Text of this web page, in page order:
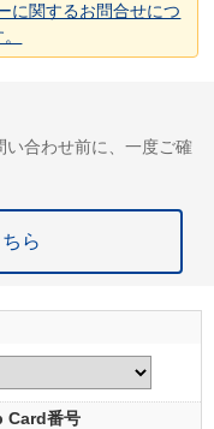
に関するお問合せにつ
い合わせ前に、一度ご確
ら
Card番号